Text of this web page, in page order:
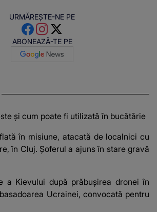
URMĂREȘTE-NE PE
ABONEAZĂ-TE PE
și cum poate fi utilizată în bucătărie
în misiune, atacată de localnici cu
în Cluj. Șoferul a ajuns în stare gravă
a Kievului după prăbușirea dronei în
Ucrainei, convocată pentru